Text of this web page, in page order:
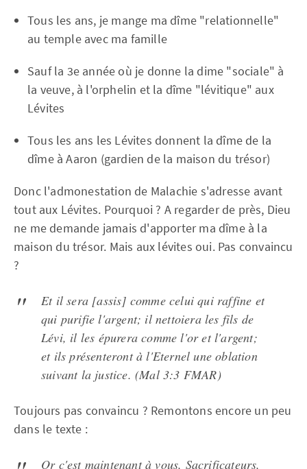
Tous les ans, je mange ma dîme "relationnelle"
au temple avec ma famille
Sauf la 3e année où je donne la dime "sociale" à
la veuve, à l'orphelin et la dîme "lévitique" aux
Lévites
Tous les ans les Lévites donnent la dîme de la
dîme à Aaron (gardien de la maison du trésor)
Donc l'admonestation de Malachie s'adresse avant
tout aux Lévites. Pourquoi ? A regarder de près, Dieu
ne me demande jamais d'apporter ma dîme à la
maison du trésor. Mais aux lévites oui. Pas convaincu
?
Et il sera [assis] comme celui qui raffine et
qui purifie l'argent; il nettoiera les fils de
Lévi, il les épurera comme l'or et l'argent;
et ils présenteront à l'Eternel une oblation
suivant la justice. (Mal 3:3 FMAR)
Toujours pas convaincu ? Remontons encore un peu
dans le texte :
Or c'est maintenant à vous, Sacrificateurs,